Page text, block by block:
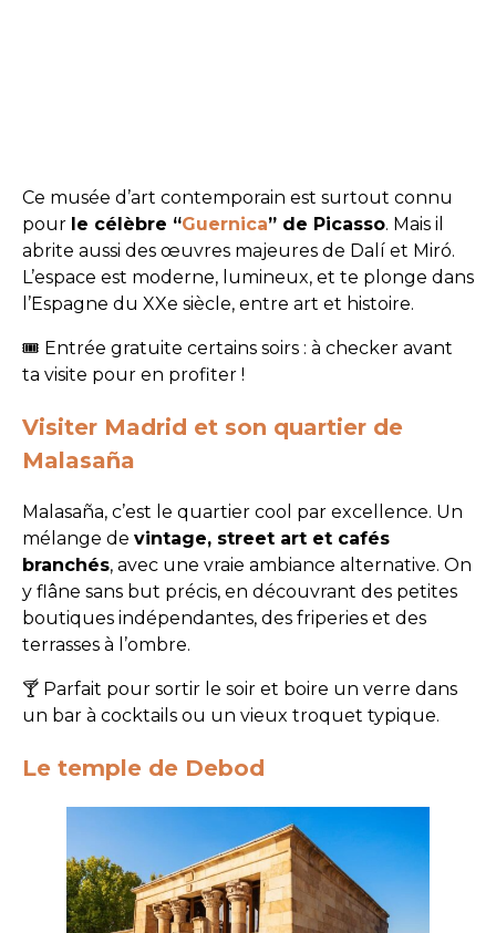
Ce musée d’art contemporain est surtout connu
pour le célèbre “Guernica” de Picasso. Mais il
abrite aussi des œuvres majeures de Dalí et Miró.
L’espace est moderne, lumineux, et te plonge dans
l’Espagne du XXe siècle, entre art et histoire.
🎟️ Entrée gratuite certains soirs : à checker avant
ta visite pour en profiter !
Visiter Madrid et son quartier de
Malasaña
Malasaña, c’est le quartier cool par excellence. Un
mélange de vintage, street art et cafés
branchés, avec une vraie ambiance alternative. On
y flâne sans but précis, en découvrant des petites
boutiques indépendantes, des friperies et des
terrasses à l’ombre.
🍸 Parfait pour sortir le soir et boire un verre dans
un bar à cocktails ou un vieux troquet typique.
Le temple de Debod